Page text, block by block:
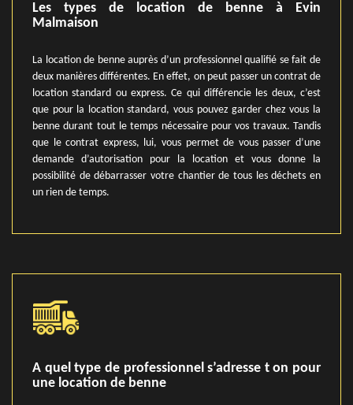
Les types de location de benne à Evin
Malmaison
La location de benne auprès d’un professionnel qualifié se fait de
deux manières différentes. En effet, on peut passer un contrat de
location standard ou express. Ce qui différencie les deux, c’est
que pour la location standard, vous pouvez garder chez vous la
benne durant tout le temps nécessaire pour vos travaux. Tandis
que le contrat express, lui, vous permet de vous passer d’une
demande d’autorisation pour la location et vous donne la
possibilité de débarrasser votre chantier de tous les déchets en
un rien de temps.
A quel type de professionnel s’adresse t on pour
une location de benne